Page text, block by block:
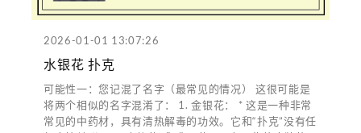
2026-01-01 13:07:26
水银花 扑克
可能性一：您记混了名字（最常见的情况） 这很可能是
将两个相似的名字混淆了： 1. 金银花： * 这是一种非常
常见的中药材，具有清热解毒的功效。它和“扑克”没有任